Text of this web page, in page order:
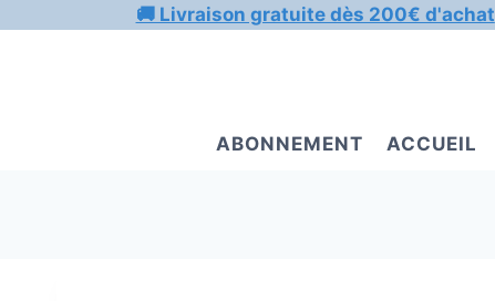
🚚 Livraison gratuite dès 200€ d'achat
ABONNEMENT ACCUEIL